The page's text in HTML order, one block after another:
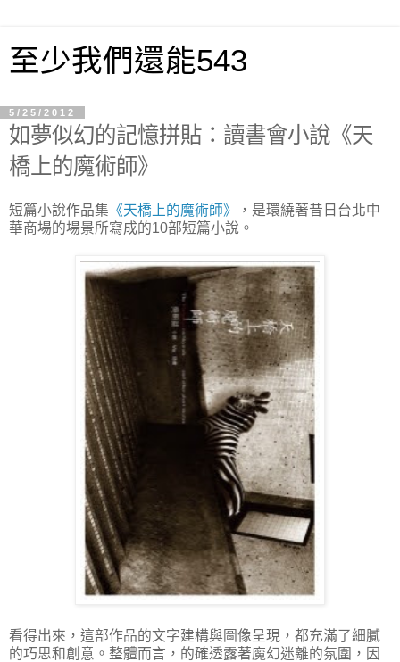
至少我們還能543
5/25/2012
如夢似幻的記憶拼貼：讀書會小說《天
橋上的魔術師》
短篇小說作品集 《天橋上的魔術師》
，是環繞著昔日台北中
華商場的場景所寫成的10部短篇小說。
看得出來，這部作品的文字建構與圖像呈現，都充滿了細膩
的巧思和創意。整體而言，的確透露著魔幻迷離的氛圍，因